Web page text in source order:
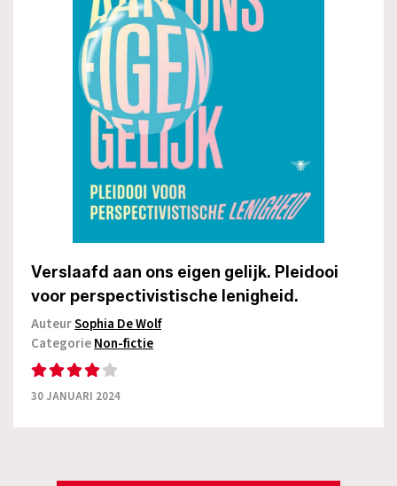
Verslaafd aan ons eigen gelijk. Pleidooi
voor perspectivistische lenigheid.
AuteurSophia De Wolf
CategorieNon-fictie
30 JANUARI 2024